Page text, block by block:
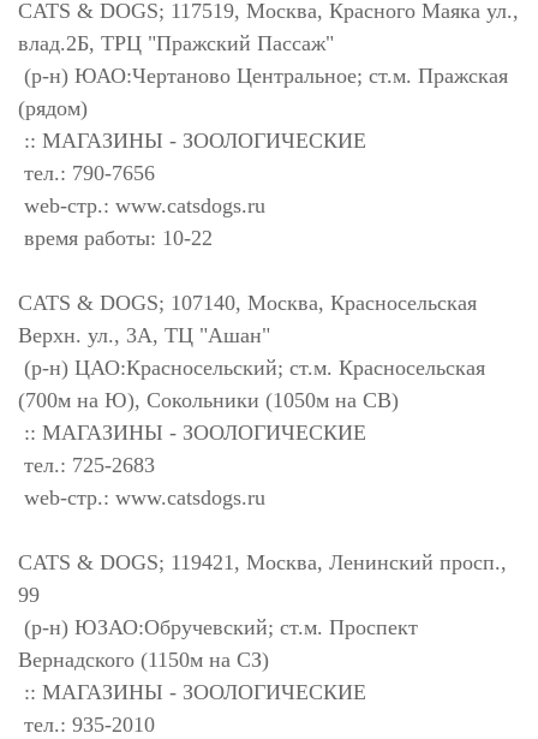
CATS & DOGS; 117519, Москва, Красного Маяка ул.,
влад.2Б, ТРЦ "Пражский Пассаж"
(р-н) ЮАО:Чертаново Центральное; ст.м. Пражская
(рядом)
:: МАГАЗИНЫ - ЗООЛОГИЧЕСКИЕ
тел.: 790-7656
web-стр.: www.catsdogs.ru
время работы: 10-22
CATS & DOGS; 107140, Москва, Красносельская
Верхн. ул., 3А, ТЦ "Ашан"
(р-н) ЦАО:Красносельский; ст.м. Красносельская
(700м на Ю), Сокольники (1050м на СВ)
:: МАГАЗИНЫ - ЗООЛОГИЧЕСКИЕ
тел.: 725-2683
web-стр.: www.catsdogs.ru
CATS & DOGS; 119421, Москва, Ленинский просп.,
99
(р-н) ЮЗАО:Обручевский; ст.м. Проспект
Вернадского (1150м на СЗ)
:: МАГАЗИНЫ - ЗООЛОГИЧЕСКИЕ
тел.: 935-2010